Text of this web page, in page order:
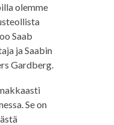
olemme
Saab
ja Saabin
Gardberg.
Se on